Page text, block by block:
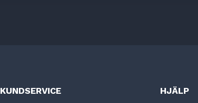
KUNDSERVICE HJÄLP